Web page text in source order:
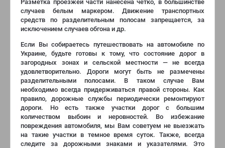
Разметка проезжей части нанесена четко, в большинстве
случаев белым маркером. Движение транспортных
средств по разделительным полосам запрещается, за
исключением случаев обгона и др.
Если Вы собираетесь путешествовать на автомобиле по
Украине, будьте готовы к тому, что состояние дорог в
загородных зонах и сельской местности — не всегда
удовлетворительно. Дороги могут быть не размечены
разделительными полосами. В таком случае Вам
необходимо всегда придерживаться правой стороны. Как
правило, дорожные службы периодически ремонтируют
дороги. Но есть также участки дорог с большим
количеством выбоин и неровностей. Во избежание
повреждения автомобиля, мы Вам советуем не выезжать
на такие участки в темное время суток. Также, всегда
следите за дорожными знаками и указателями. Это